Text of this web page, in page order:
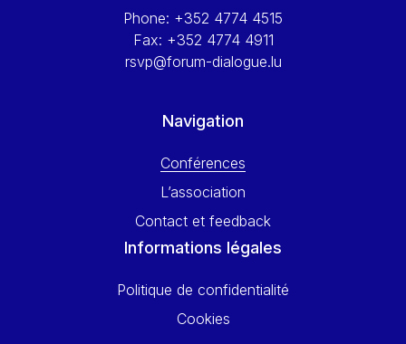
Yossi Beillin
Yves FRANCHET
Phone: +352 4774 4515
Fax: +352 4774 4911
rsvp@forum-dialogue.lu
Navigation
Conférences
L’association
Contact et feedback
Informations légales
Politique de confidentialité
Cookies